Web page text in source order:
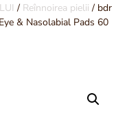
/ Reînnoirea pielii / bdr
& Nasolabial Pads 60